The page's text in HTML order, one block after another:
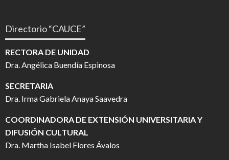
Directorio “CAUCE”
RECTORA DE UNIDAD
Dra. Angélica Buendía Espinosa
SECRETARIA
Dra. Irma Gabriela Anaya Saavedra
COORDINADORA DE EXTENSIÓN UNIVERSITARIA Y
DIFUSIÓN CULTURAL
Dra. Martha Isabel Flores Ávalos